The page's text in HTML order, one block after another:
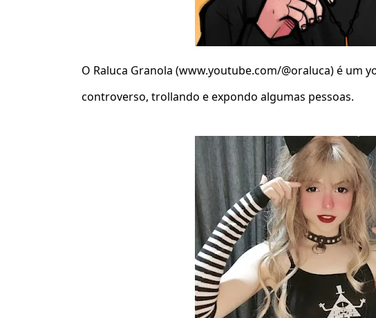
O Raluca Granola (www.youtube.com/@oraluca) é um
controverso, trollando e expondo algumas pessoas.